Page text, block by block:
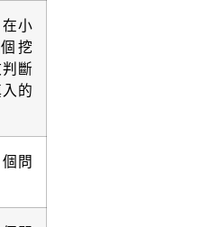
小
挖
斷
的
問